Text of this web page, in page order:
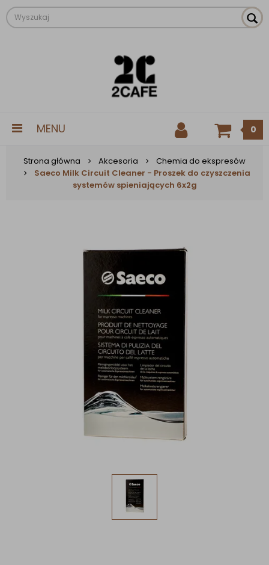
MENU 0
Strona główna Akcesoria
Chemia do ekspresów
Saeco Milk Circuit Cleaner - Proszek do czyszczenia
systemów spieniających 6x2g